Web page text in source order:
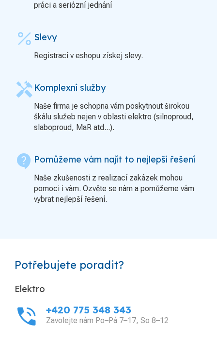
práci a seriózní jednání
percent Slevy
Registrací v eshopu získej slevy.
handyman Komplexní služby
Naše firma je schopna vám poskytnout širokou
škálu služeb nejen v oblasti elektro (silnoproud,
slaboproud, MaR atd...).
contact_support Pomůžeme vám najít to nejlepší řešení
Naše zkušenosti z realizací zakázek mohou
pomoci i vám. Ozvěte se nám a pomůžeme vám
vybrat nejlepší řešení.
Potřebujete poradit?
Elektro
phone_in_talk +420 775 348 343
Zavolejte nám Po–Pá 7–17, So 8–12